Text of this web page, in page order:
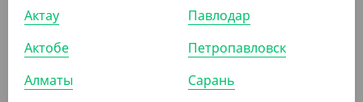
7 630.40
Контейнер РК-21, прозрачный
Актау
Актобе
Алматы
Павлодар
Петропавловск
Сарань